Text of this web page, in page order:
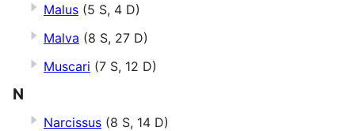
Malus (5 S, 4 D)
Malva (8 S, 27 D)
Muscari (7 S, 12 D)
N
Narcissus (8 S, 14 D)